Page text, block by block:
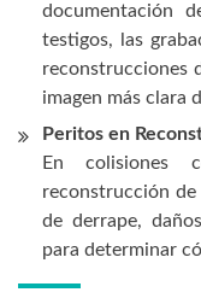
documentación
testigos, las
reconstrucciones
imagen más clara
Peritos en
En colisiones
reconstrucción de
de derrape,
para determinar